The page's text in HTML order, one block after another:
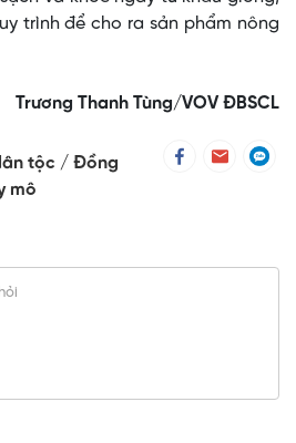
trình để cho ra sản phẩm nông
Trương Thanh Tùng/VOV ĐBSCL
tộc
Đồng
mô